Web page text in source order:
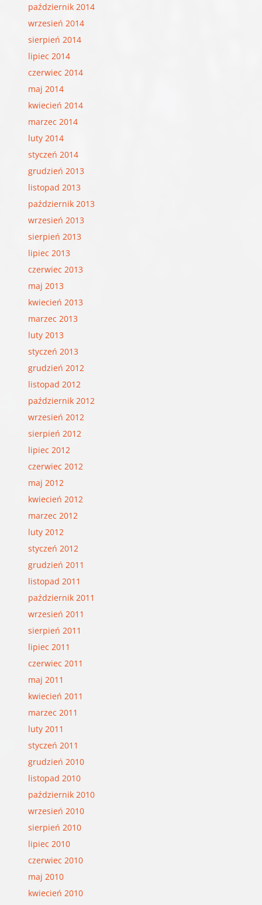
październik 2014
wrzesień 2014
sierpień 2014
lipiec 2014
czerwiec 2014
maj 2014
kwiecień 2014
marzec 2014
luty 2014
styczeń 2014
grudzień 2013
listopad 2013
październik 2013
wrzesień 2013
sierpień 2013
lipiec 2013
czerwiec 2013
maj 2013
kwiecień 2013
marzec 2013
luty 2013
styczeń 2013
grudzień 2012
listopad 2012
październik 2012
wrzesień 2012
sierpień 2012
lipiec 2012
czerwiec 2012
maj 2012
kwiecień 2012
marzec 2012
luty 2012
styczeń 2012
grudzień 2011
listopad 2011
październik 2011
wrzesień 2011
sierpień 2011
lipiec 2011
czerwiec 2011
maj 2011
kwiecień 2011
marzec 2011
luty 2011
styczeń 2011
grudzień 2010
listopad 2010
październik 2010
wrzesień 2010
sierpień 2010
lipiec 2010
czerwiec 2010
maj 2010
kwiecień 2010